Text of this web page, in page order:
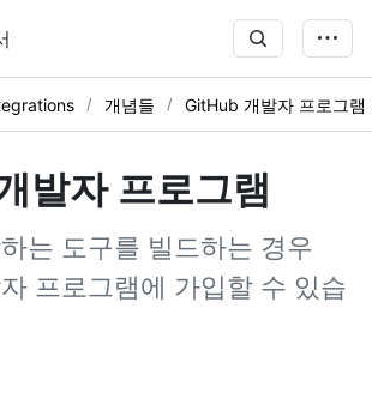
개념들 GitHub 개발자 프로그램
발자 프로그램
는 도구를 빌드하는 경우
프로그램에 가입할 수 있습